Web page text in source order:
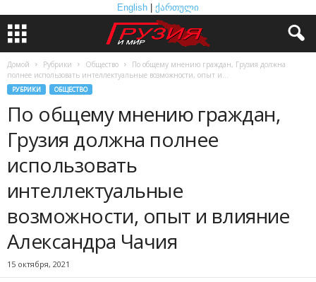
English ქართული
Домой Рубрики Общество
По общему мнению граждан, Грузия должна
полнее использовать интеллектуальные возможности, опыт и...
РУБРИКИ ОБЩЕСТВО
По общему мнению граждан,
Грузия должна полнее
использовать
интеллектуальные
возможности, опыт и влияние
Александра Чачия
15 октября, 2021